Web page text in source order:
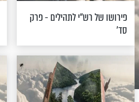
פירושו של רש"י לתהילים - פרק
סד’